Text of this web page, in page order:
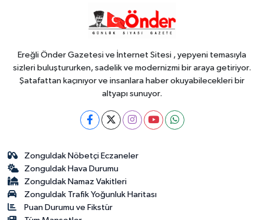
18:48 .
Ereğli Önder Gazetesi ve İnternet Sitesi , yepyeni temasıyla
sizleri buluştururken, sadelik ve modernizmi bir araya getiriyor.
Şatafattan kaçınıyor ve insanlara haber okuyabilecekleri bir
altyapı sunuyor.
Zonguldak Nöbetçi Eczaneler
Zonguldak Hava Durumu
Zonguldak Namaz Vakitleri
Zonguldak Trafik Yoğunluk Haritası
Puan Durumu ve Fikstür